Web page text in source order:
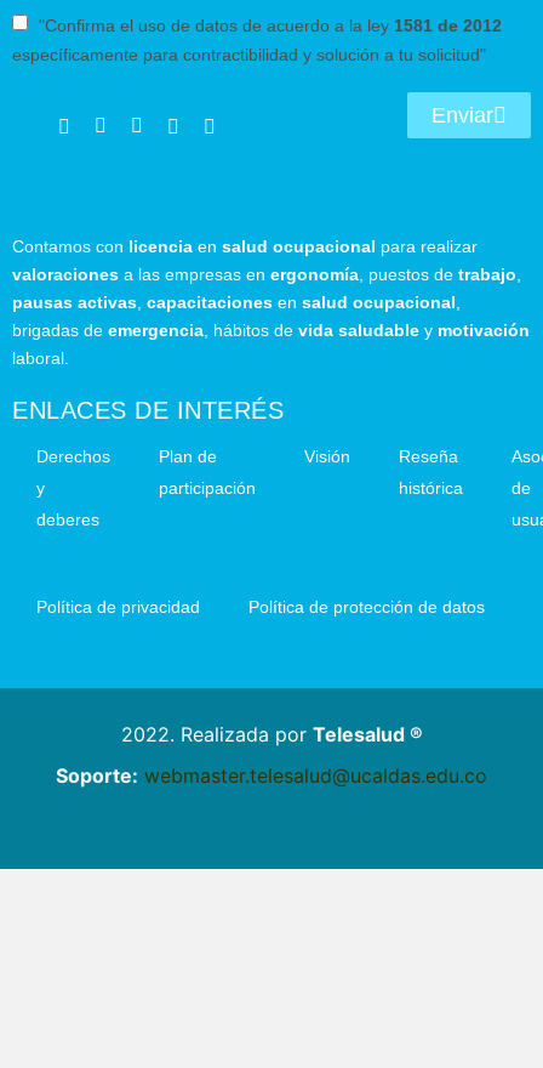
"Confirma el uso de datos de acuerdo a la ley 1581 de 2012
específicamente para contractibilidad y solución a tu solicitud"
Enviar
Contamos con licencia en salud ocupacional para realizar
valoraciones a las empresas en ergonomía , puestos de trabajo
pausas activas capacitaciones en salud ocupacional
brigadas de emergencia , hábitos de vida saludable y motivación
laboral.
ENLACES DE INTERÉS
Derechos
y
deberes
Plan de
participación
Visión
Reseña
histórica
de
Política de privacidad Política de protección de datos
2022. Realizada por Telesalud ®
Soporte: webmaster.telesalud@ucaldas.edu.co